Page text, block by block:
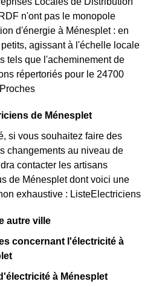
n'ont pas le monopole
d'énergie à Ménesplet : en
agissant à l'échelle locale
tels que l'acheminement de
répertoriés pour le 24700
de Ménesplet
si vous souhaitez faire des
changements au niveau de
contacter les artisans
de Ménesplet dont voici une
exhaustive : ListeElectriciens
autre ville
concernant l'électricité à
à Ménesplet